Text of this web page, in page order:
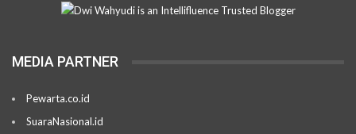
MEDIA PARTNER
Pewarta.co.id
SuaraNasional.id